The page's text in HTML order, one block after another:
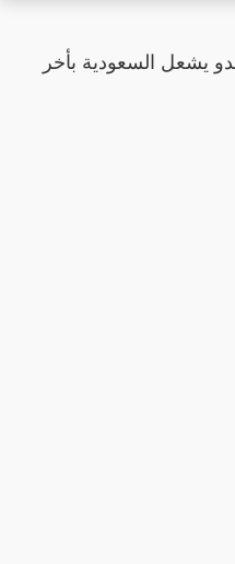
يشعل السعودية بأخر